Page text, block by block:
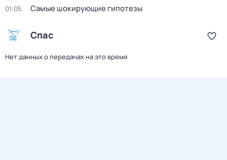
01:05 Самые шoкиpующие гипотезы
Спас
Нет данных о передачах на это время